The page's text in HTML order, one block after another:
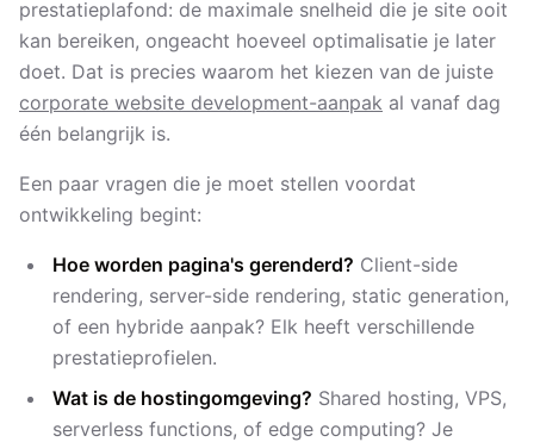
prestatieplafond: de maximale snelheid die je site ooit
kan bereiken, ongeacht hoeveel optimalisatie je later
doet. Dat is precies waarom het kiezen van de juiste
corporate website development-aanpak al vanaf dag
één belangrijk is.
Een paar vragen die je moet stellen voordat
ontwikkeling begint:
Hoe worden pagina's gerenderd? Client-side
rendering, server-side rendering, static generation,
of een hybride aanpak? Elk heeft verschillende
prestatieprofielen.
Wat is de hostingomgeving? Shared hosting, VPS,
serverless functions, of edge computing? Je